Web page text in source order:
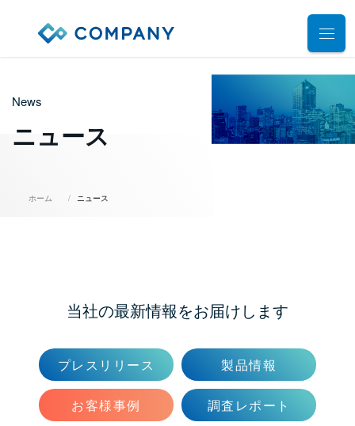
人事管理
公共・公益法人向け
システム選定支援コンサルティングサービス
アウトソーシング（WBS）
セミナー
会社情報
会社情報トップ
企業理念
会社概要
資料ダウンロード お問い合わせ
03-5575-5277
News
ニュース
ホーム ニュース
当社の最新情報をお届けします
プレスリリース 製品情報
お客様事例 調査レポート